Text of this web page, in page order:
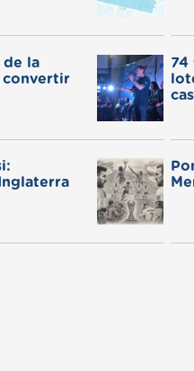
de la
convertir
74